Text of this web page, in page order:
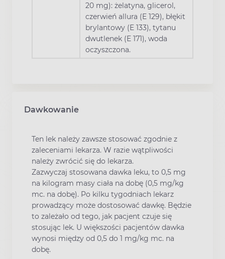
20 mg): żelatyna, glicerol,
czerwień allura (E 129), błękit
brylantowy (E 133), tytanu
dwutlenek (E 171), woda
oczyszczona.
Dawkowanie
Ten lek należy zawsze stosować zgodnie z
zaleceniami lekarza. W razie wątpliwości
należy zwrócić się do lekarza.
Zazwyczaj stosowana dawka leku, to 0,5 mg
na kilogram masy ciała na dobę (0,5 mg/kg
mc. na dobę). Po kilku tygodniach lekarz
prowadzący może dostosować dawkę. Będzie
to zależało od tego, jak pacjent czuje się
stosując lek. U większości pacjentów dawka
wynosi między od 0,5 do 1 mg/kg mc. na
dobę.